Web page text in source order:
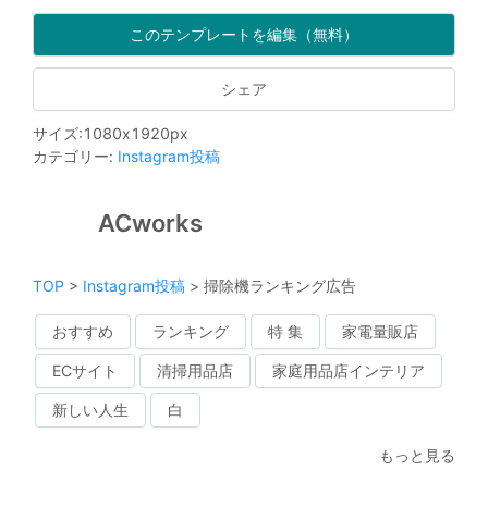
このテンプレートを編集（無料）
シェア
サイズ:1080x1920px
カテゴリー: Instagram投稿
ACworks
TOP > Instagram投稿 > 掃除機ランキング広告
おすすめ ランキング 特 集 家電量販店
ECサイト 清掃用品店 家庭用品店インテリア
新しい人生 白
もっと見る